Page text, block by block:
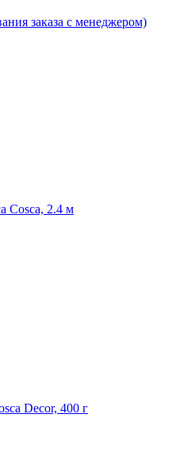
заказа с менеджером)
Cosca, 2.4 м
Decor, 400 г